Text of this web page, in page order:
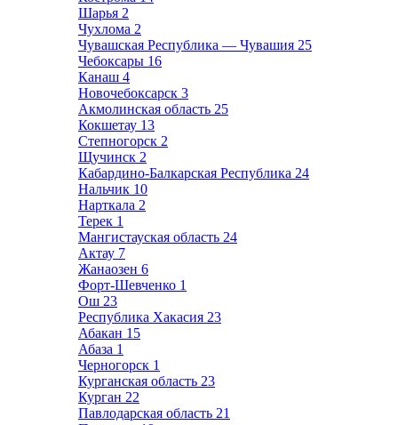
Шарья 2
Чухлома 2
Чувашская Республика — Чувашия 25
Чебоксары 16
Канаш 4
Новочебоксарск 3
Акмолинская область 25
Кокшетау 13
Степногорск 2
Щучинск 2
Кабардино-Балкарская Республика 24
Нальчик 10
Нарткала 2
Терек 1
Мангистауская область 24
Актау 7
Жанаозен 6
Форт-Шевченко 1
Ош 23
Республика Хакасия 23
Абакан 15
Абаза 1
Черногорск 1
Курганская область 23
Курган 22
Павлодарская область 21